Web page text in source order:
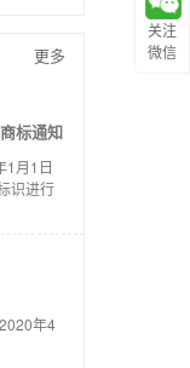
关注
微信
更多
标通知
1月1日
识进行
年4